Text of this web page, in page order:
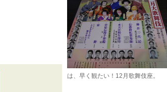
は、早く観たい！12月歌舞伎座。